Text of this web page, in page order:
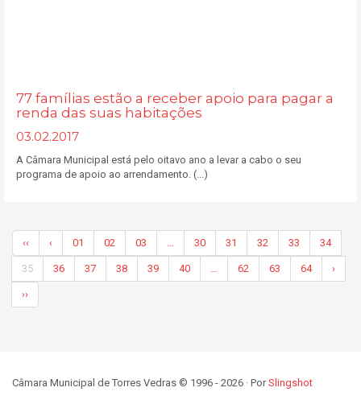
77 famílias estão a receber apoio para pagar a
renda das suas habitações
03.02.2017
A Câmara Municipal está pelo oitavo ano a levar a cabo o seu
programa de apoio ao arrendamento. (...)
‹‹ ‹ 01 02 03 … 30 31 32 33 34
35 36 37 38 39 40 … 62 63 64 ›
››
Câmara Municipal de Torres Vedras © 1996 - 2026 · PorSlingshot